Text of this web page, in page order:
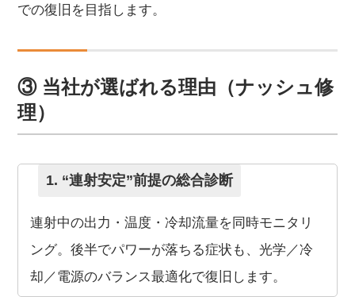
での復旧を目指します。
③ 当社が選ばれる理由（ナッシュ修
理）
1. “連射安定”前提の総合診断
連射中の出力・温度・冷却流量を同時モニタリ
ング。後半でパワーが落ちる症状も、光学／冷
却／電源のバランス最適化で復旧します。